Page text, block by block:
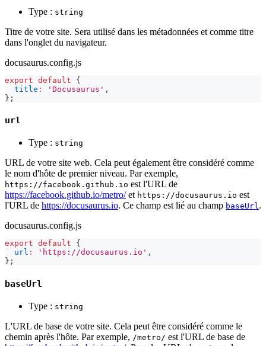
Type : string
Titre de votre site. Sera utilisé dans les métadonnées et comme titre
dans l'onglet du navigateur.
docusaurus.config.js
export default
{
title : 'Docusaurus' ,
} ;
url
Type : string
URL de votre site web. Cela peut également être considéré comme
le nom d'hôte de premier niveau. Par exemple,
https://facebook.github.io est l'URL de
https://facebook.github.io/metro/et https://docusaurus.io est
l'URL de https://docusaurus.io. Ce champ est lié au champ baseUrl.
docusaurus.config.js
export default
{
url : 'https://docusaurus.io' ,
} ;
baseUrl
Type : string
L'URL de base de votre site. Cela peut être considéré comme le
chemin après l'hôte. Par exemple, /metro/ est l'URL de base de